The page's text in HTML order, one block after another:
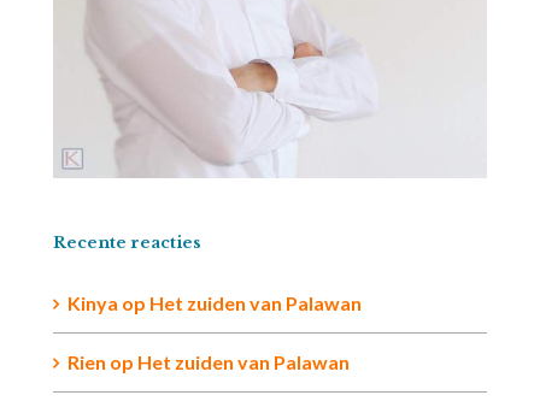
Recente reacties
Kinya op Het zuiden van Palawan
Rien op Het zuiden van Palawan